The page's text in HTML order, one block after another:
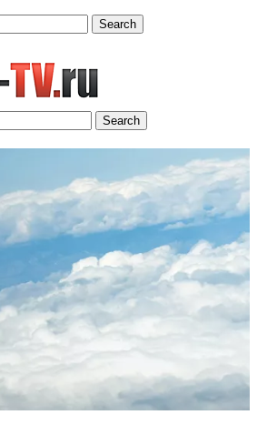
Search
Search